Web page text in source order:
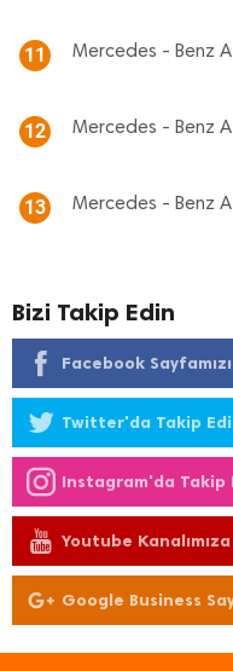
11 Mercedes - Benz
12 Mercedes - Benz
13 Mercedes - Benz
Bizi Takip Edin
Facebook
Twitter'da Takip
Instagram'da Takip
Youtube
Google Business